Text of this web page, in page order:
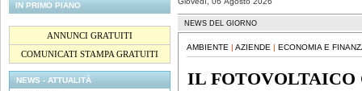
IN PRIMO PIANO
ANNUNCI GRATUITI
COMUNICATI STAMPA GRATUITI
NEWS - ATTUALITÀ
NEWS DEL GIORNO
AMBIENTE | AZIENDE | ECONOMIA E
IL FOTOVOLTAICO